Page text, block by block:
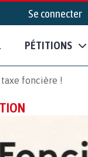
Se connecter
PÉTITIONS
taxe foncière !